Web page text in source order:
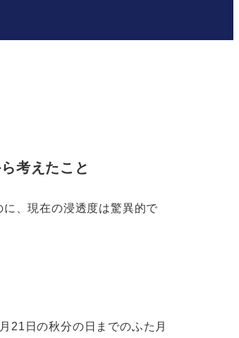
考えたこと
、現在の浸透度は驚異的で
21日の秋分の日までのふた月